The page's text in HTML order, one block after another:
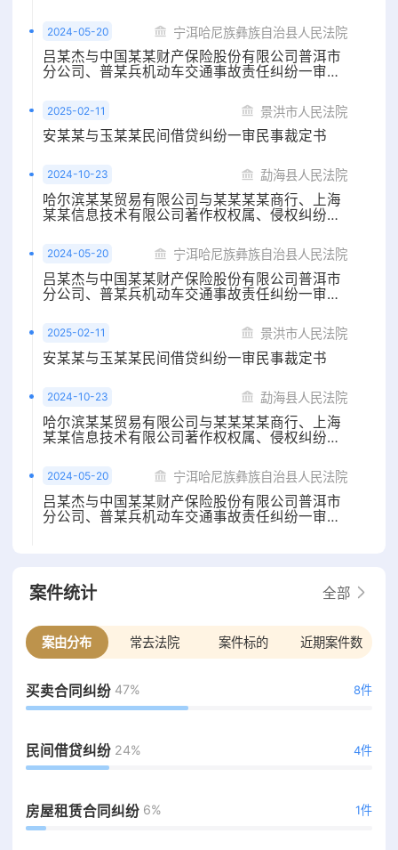
2024-05-20 宁洱哈尼族彝族自治县人民法院
吕某杰与中国某某财产保险股份有限公司普洱市
分公司、普某兵机动车交通事故责任纠纷一审民
2025-02-11 景洪市人民法院
安某某与玉某某民间借贷纠纷一审民事裁定书
2024-10-23 勐海县人民法院
哈尔滨某某贸易有限公司与某某某某商行、上海
某某信息技术有限公司著作权权属、侵权纠纷一
2024-05-20 宁洱哈尼族彝族自治县人民法院
吕某杰与中国某某财产保险股份有限公司普洱市
分公司、普某兵机动车交通事故责任纠纷一审民
2025-02-11 景洪市人民法院
安某某与玉某某民间借贷纠纷一审民事裁定书
2024-10-23 勐海县人民法院
哈尔滨某某贸易有限公司与某某某某商行、上海
某某信息技术有限公司著作权权属、侵权纠纷一
2024-05-20 宁洱哈尼族彝族自治县人民法院
吕某杰与中国某某财产保险股份有限公司普洱市
分公司、普某兵机动车交通事故责任纠纷一审民
案件统计 全部
案由分布 常去法院 案件标的 近期案件数
买卖合同纠纷 47% 8件
民间借贷纠纷 24% 4件
房屋租赁合同纠纷 6% 1件